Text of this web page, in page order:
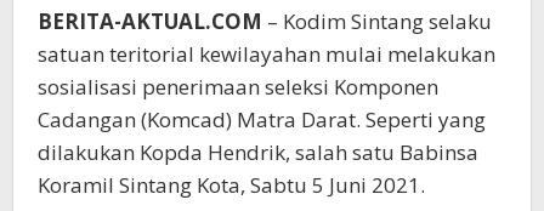
BERITA-AKTUAL.COM – Kodim Sintang selaku
satuan teritorial kewilayahan mulai melakukan
sosialisasi penerimaan seleksi Komponen
Cadangan (Komcad) Matra Darat. Seperti yang
dilakukan Kopda Hendrik, salah satu Babinsa
Koramil Sintang Kota, Sabtu 5 Juni 2021.